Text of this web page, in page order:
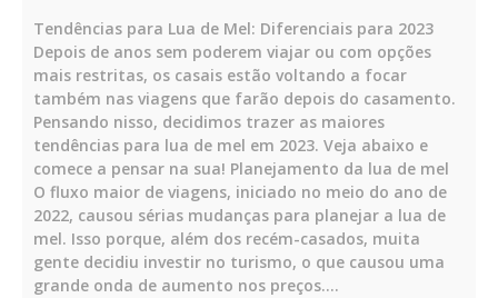
Tendências para Lua de Mel: Diferenciais para 2023
Depois de anos sem poderem viajar ou com opções
mais restritas, os casais estão voltando a focar
também nas viagens que farão depois do casamento.
Pensando nisso, decidimos trazer as maiores
tendências para lua de mel em 2023. Veja abaixo e
comece a pensar na sua! Planejamento da lua de mel
O fluxo maior de viagens, iniciado no meio do ano de
2022, causou sérias mudanças para planejar a lua de
mel. Isso porque, além dos recém-casados, muita
gente decidiu investir no turismo, o que causou uma
grande onda de aumento nos preços.…